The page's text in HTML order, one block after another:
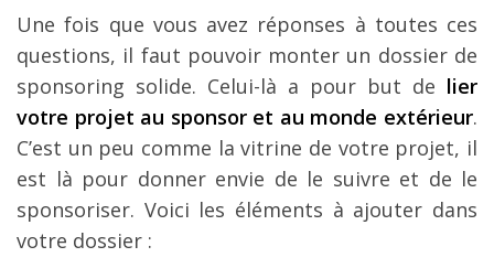
Une fois que vous avez réponses à toutes ces
questions, il faut pouvoir monter un dossier de
sponsoring solide. Celui-là a pour but de lier
votre projet au sponsor et au monde extérieur.
C’est un peu comme la vitrine de votre projet, il
est là pour donner envie de le suivre et de le
sponsoriser. Voici les éléments à ajouter dans
votre dossier :